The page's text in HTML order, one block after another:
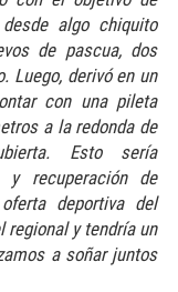
algo chiquito
de pascua, dos
Luego, derivó en un
con una pileta
a la redonda de
Esto sería
y recuperación de
deportiva del
regional y tendría un
a soñar juntos